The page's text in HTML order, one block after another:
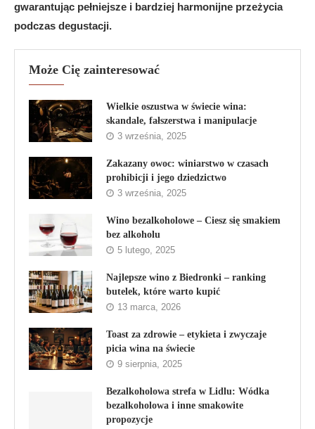
gwarantując pełniejsze i bardziej harmonijne przeżycia
podczas degustacji.
Może Cię zainteresować
Wielkie oszustwa w świecie wina:
skandale, fałszerstwa i manipulacje
3 września, 2025
Zakazany owoc: winiarstwo w czasach
prohibicji i jego dziedzictwo
3 września, 2025
Wino bezalkoholowe – Ciesz się smakiem
bez alkoholu
5 lutego, 2025
Najlepsze wino z Biedronki – ranking
butelek, które warto kupić
13 marca, 2026
Toast za zdrowie – etykieta i zwyczaje
picia wina na świecie
9 sierpnia, 2025
Bezalkoholowa strefa w Lidlu: Wódka
bezalkoholowa i inne smakowite
propozycje